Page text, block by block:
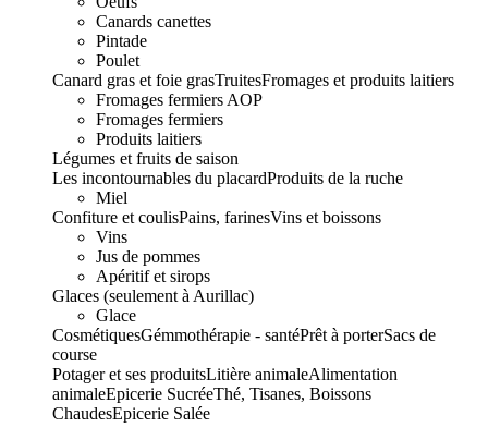
Canards canettes
Pintade
Poulet
Canard gras et foie grasTruitesFromages et produits laitiers
Fromages fermiers AOP
Fromages fermiers
Produits laitiers
Légumes et fruits de saison
Les incontournables du placardProduits de la ruche
Miel
Confiture et coulisPains, farinesVins et boissons
Vins
Jus de pommes
Apéritif et sirops
Glaces (seulement à Aurillac)
Glace
CosmétiquesGémmothérapie - santéPrêt à porterSacs de
course
Potager et ses produitsLitière animaleAlimentation
animaleEpicerie SucréeThé, Tisanes, Boissons
ChaudesEpicerie Salée